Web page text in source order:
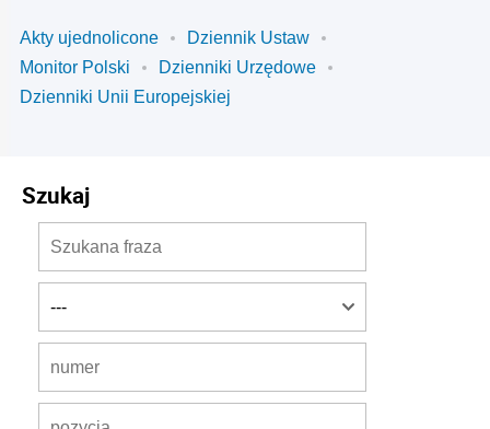
Akty ujednolicone
Dziennik Ustaw
Monitor Polski
Dzienniki Urzędowe
Dzienniki Unii Europejskiej
Szukaj